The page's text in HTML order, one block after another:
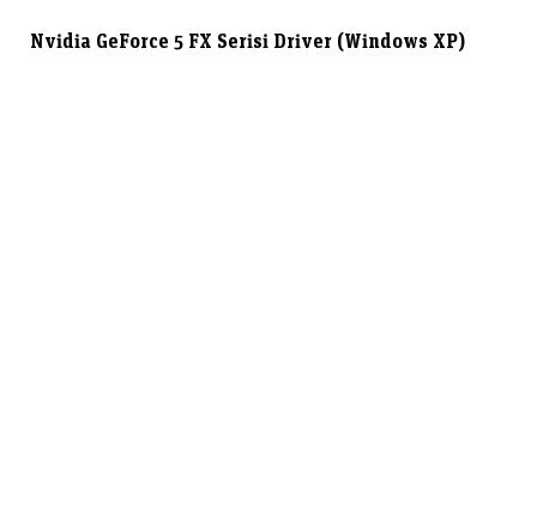
Nvidia GeForce 5 FX Serisi Driver (Windows XP)